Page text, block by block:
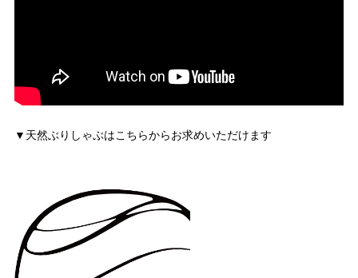
▼天然ぶりしゃぶはこちらからお求めいただけます